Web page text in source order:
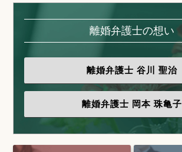
離婚弁護士の想い
離婚弁護士 谷川 聖治
離婚弁護士 岡本 珠亀子